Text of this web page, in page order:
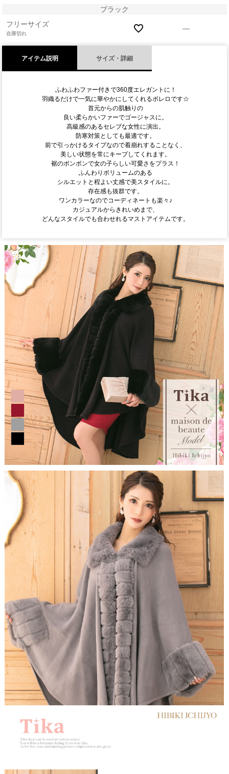
ブラック
フリーサイズ
在庫切れ
—
アイテム説明 サイズ・詳細
ふわふわファー付きで360度エレガントに！
羽織るだけで一気に華やかにしてくれるボレロです☆
首元からの肌触りの
良い柔らかいファーでゴージャスに。
高級感のあるセレブな女性に演出。
防寒対策としても最適です。
前で引っかけるタイプなので着崩れすることなく、
美しい状態を常にキープしてくれます。
裾のボンボンで女の子らしい可愛さをプラス！
ふんわりボリュームのある
シルエットと程よい丈感で美スタイルに。
存在感も抜群です。
ワンカラーなのでコーディネートも楽々♪
カジュアルからきれいめまで、
どんなスタイルでも合わせれるマストアイテムです。